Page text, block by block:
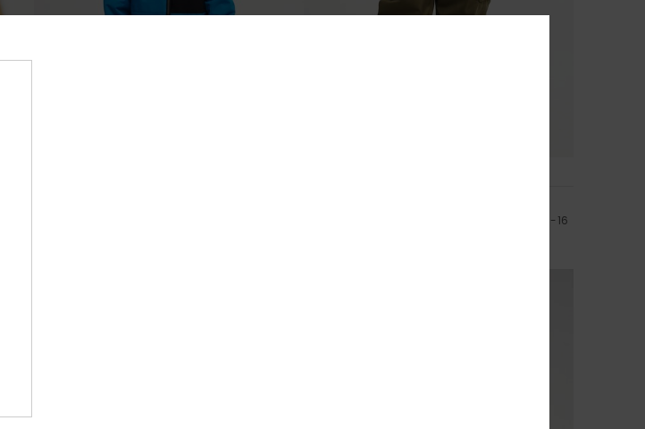
7
Pantalon de snow technique Vert Garçon 8-16